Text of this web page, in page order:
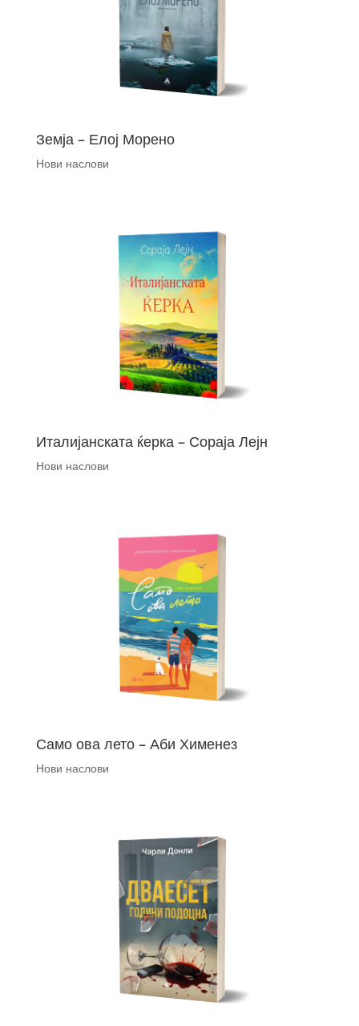
Земја – Елој Морено
Нови наслови
Италијанската ќерка – Сораја Лејн
Нови наслови
Само ова лето – Аби Хименез
Нови наслови